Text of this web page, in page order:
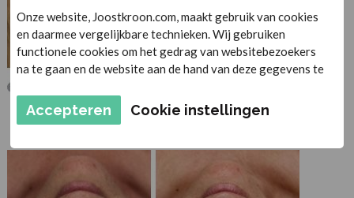
Onze website, Joostkroon.com, maakt gebruik van cookies
en daarmee vergelijkbare technieken. Wij gebruiken
functionele cookies om het gedrag van websitebezoekers
na te gaan en de website aan de hand van deze gegevens te
om gepersonaliseerde advertenties te tonen. De
persoonsgegevens en cookies van de gebruikers worden
worden persoonsgegevens verwerkt. Je geeft toestemming
voor deze verwerking wanneer je hieronder op Doorgaan
Accepteren Cookie instellingen